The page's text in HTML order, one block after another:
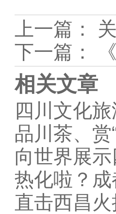
上一篇：
下一篇：
相关文章
四川文化
品川茶、赏
向世界展
热化啦？
直击西昌